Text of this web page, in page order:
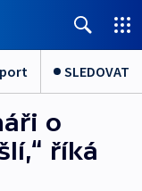
SLEDOVAT
o
říká